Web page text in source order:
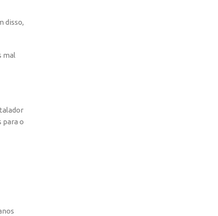
disso,
mal
para o